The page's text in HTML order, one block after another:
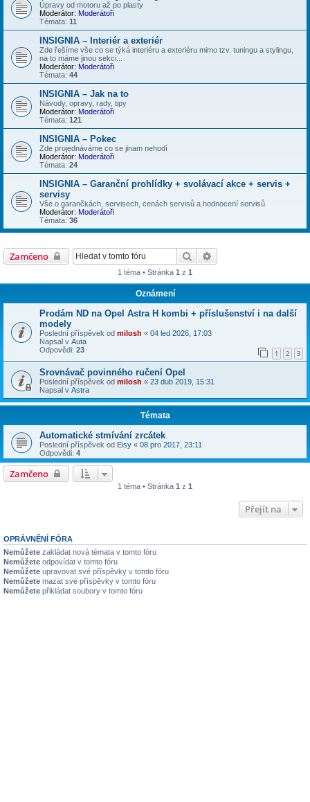
Úpravy od motoru až po plasty
Moderátor: Moderátoři
Témata: 11
INSIGNIA – Interiér a exteriér
Zde řešíme vše co se týká interiéru a exteriéru mimo tzv. tuningu a stylingu,
na to máme jinou sekci...
Moderátor: Moderátoři
Témata: 44
INSIGNIA – Jak na to
Návody, opravy, rady, tipy
Moderátor: Moderátoři
Témata: 121
INSIGNIA – Pokec
Zde projednáváme co se jinam nehodí
Moderátor: Moderátoři
Témata: 24
INSIGNIA – Garanční prohlídky + svolávací akce + servis +
servisy
Vše o garančkách, servisech, cenách servisů a hodnocení servisů
Moderátor: Moderátoři
Témata: 36
Zamčeno Hledat
1 téma • Stránka 1 z 1
Oznámení
Prodám ND na Opel Astra H kombi + příslušenství i na další
modely
Poslední příspěvek od milosh « 04 led 2026, 17:03
Napsal v Auta
Odpovědi: 23 1 2 3
Srovnávač povinného ručení Opel
Poslední příspěvek od milosh « 23 dub 2019, 15:31
Napsal v Astra
Témata
Automatické stmívání zrcátek
Poslední příspěvek od Eisy « 08 pro 2017, 23:11
Odpovědi: 4
Zamčeno
1 téma • Stránka 1 z 1
Přejít na
OPRÁVNĚNÍ FÓRA
Nemůžete zakládat nová témata v tomto fóru
Nemůžete odpovídat v tomto fóru
Nemůžete upravovat své příspěvky v tomto fóru
Nemůžete mazat své příspěvky v tomto fóru
Nemůžete přikládat soubory v tomto fóru